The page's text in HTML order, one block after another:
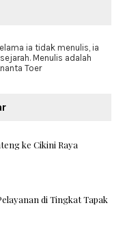
ia tidak menulis, ia
Menulis adalah
Toer
ke Cikini Raya
di Tingkat Tapak